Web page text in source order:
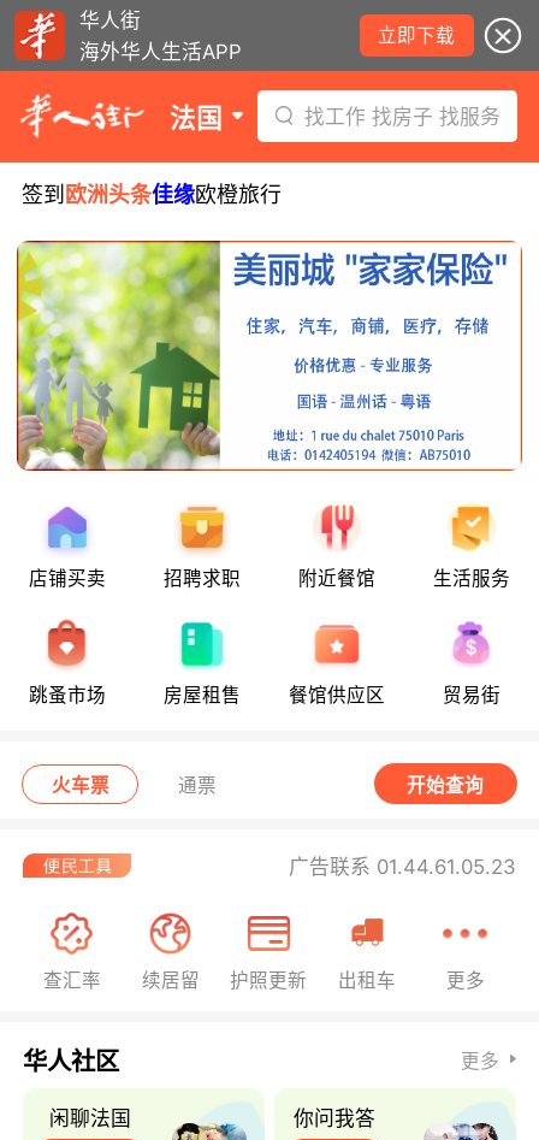
华人街
海外华人生活APP
立即下载
法国 找工作 找房子 找服务
签到 欧洲头条佳缘欧橙旅行
店铺买卖 招聘求职 附近餐馆 生活服务
跳蚤市场 房屋租售 餐馆供应区 贸易街
火车票 通票 开始查询
广告联系 01.44.61.05.23
查汇率 续居留 护照更新 出租车 更多
华人社区 更多
闲聊法国 你问我答